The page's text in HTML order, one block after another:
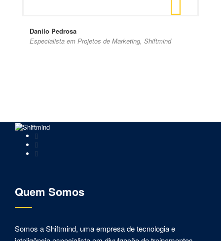
Danilo Pedrosa
Especialista em Projetos de Marketing, Shiftmind
Quem Somos
Somos a Shiftmind, uma empresa de tecnologia e